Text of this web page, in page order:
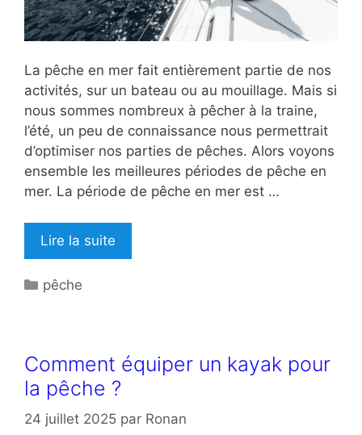
La pêche en mer fait entièrement partie de nos
activités, sur un bateau ou au mouillage. Mais si
nous sommes nombreux à pêcher à la traine,
l’été, un peu de connaissance nous permettrait
d’optimiser nos parties de pêches. Alors voyons
ensemble les meilleures périodes de pêche en
mer. La période de pêche en mer est …
Lire la suite
Catégories
pêche
Comment équiper un kayak pour
la pêche ?
24 juillet 2025 par Ronan